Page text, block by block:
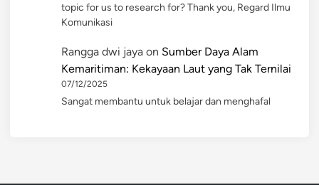
topic for us to research for? Thank you, Regard Ilmu
Komunikasi
Rangga dwi jaya on Sumber Daya Alam
Kemaritiman: Kekayaan Laut yang Tak Ternilai
07/12/2025
Sangat membantu untuk belajar dan menghafal